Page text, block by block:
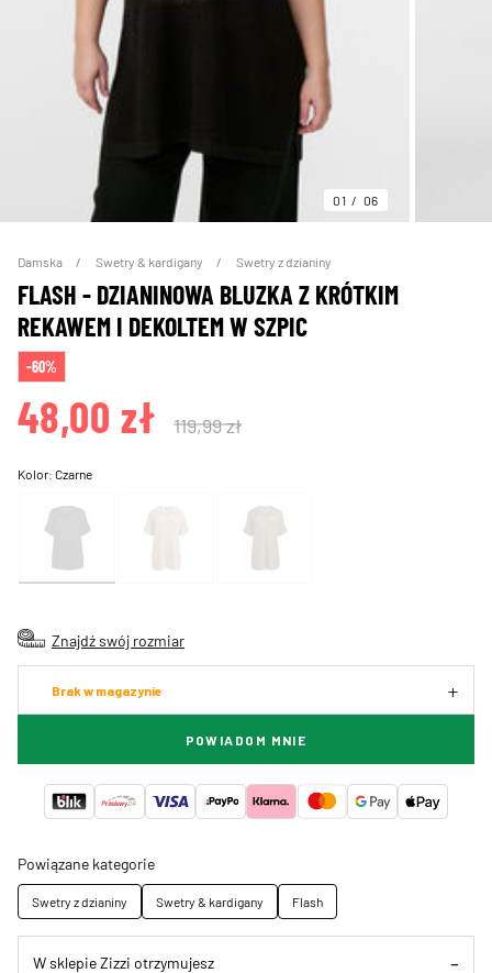
01 06
Damska Swetry & kardigany Swetry z dzianiny
FLASH - DZIANINOWA BLUZKA Z KRÓTKIM
REKAWEM I DEKOLTEM W SZPIC
-60%
48,00 zł 119,99 zł
Kolor:Czarne
Znajdź swój rozmiar
Brak w magazynie
POWIADOM MNIE
Powiązane kategorie
Swetry z dzianiny Swetry & kardigany Flash
W sklepie Zizzi otrzymujesz